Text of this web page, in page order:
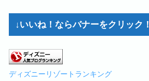
↓いいね！ならバナーをクリック！
ディズニーリゾートランキング